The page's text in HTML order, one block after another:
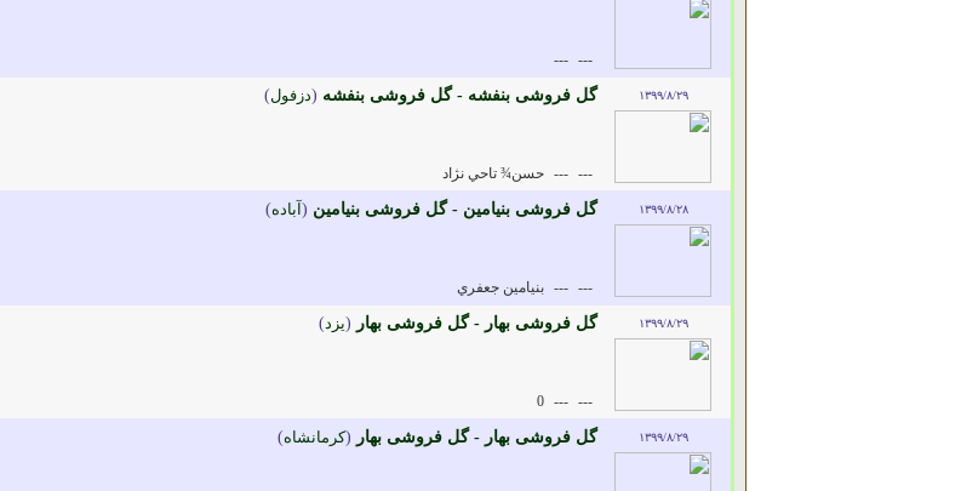
---
---
۱۳۹۹/۸/۲۹ گل فروشی بنفشه - گل فروشی بنفشه (دزفول)
---
--- حسن¾ تاحي نژاد
۱۳۹۹/۸/۲۸ گل فروشی بنیامین - گل فروشی بنیامین (آباده)
---
--- بنيامين جعفري
۱۳۹۹/۸/۲۹ گل فروشی بهار - گل فروشی بهار (يزد)
---
---
0
۱۳۹۹/۸/۲۹ گل فروشی بهار - گل فروشی بهار (کرمانشاه)